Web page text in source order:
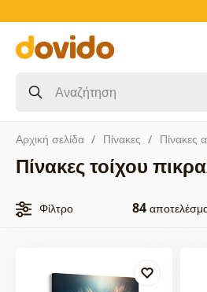
Αρχική σελίδα Πίνακες Πίνακες
Πίνακες τοίχου
Φίλτρο 84